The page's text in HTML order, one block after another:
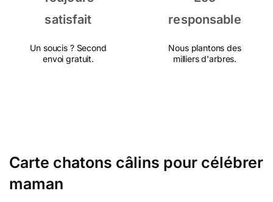
satisfait
Un soucis ? Second
envoi gratuit.
responsable
Nous plantons des
milliers d'arbres.
Carte chatons câlins pour célébrer
maman